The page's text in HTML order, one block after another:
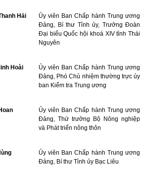
Hải
Ủy viên Ban Chấp hành Trung ương
Đảng, Bí thư Tỉnh ủy, Trưởng Đoàn
Đại biểu Quốc hội khoá XIV tỉnh Thái
Nguyên
Hoài
Ủy viên Ban Chấp hành Trung ương
Đảng, Phó Chủ nhiệm thường trực ủy
ban Kiểm tra Trung ương
Ủy viên Ban Chấp hành Trung ương
Đảng, Thứ trưởng Bộ Nông nghiệp
và Phát triển nông thôn
Ủy viên Ban Chấp hành Trung ương
Đảng, Bí thư Tỉnh ủy Bạc Liêu